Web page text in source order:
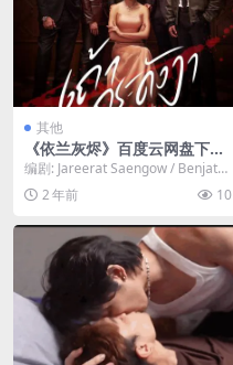
其他
《依兰灰烬》百度云网盘下载.
阿里云盘.泰语中字.(2024)
编剧: Jareerat Saengow / Benjatar
a Olannit...
2 年前 10